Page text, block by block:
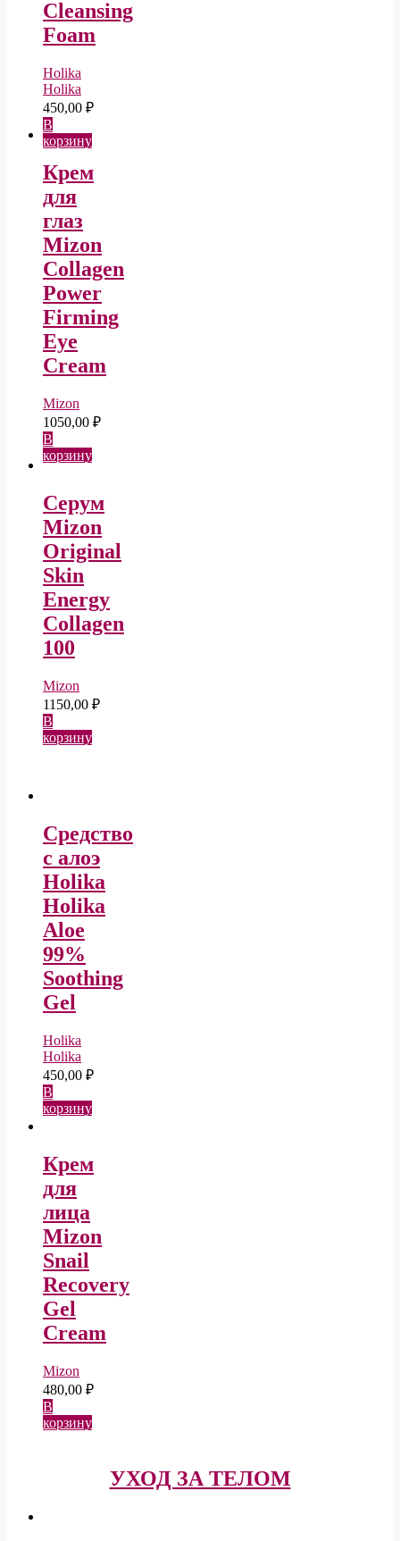
Cleansing
Foam
Holika
Holika
450,00 ₽
В
корзину
Крем
для
глаз
Mizon
Collagen
Power
Firming
Eye
Cream
Mizon
1050,00 ₽
В
корзину
Серум
Mizon
Original
Skin
Energy
Collagen
100
Mizon
1150,00 ₽
В
корзину
Средство
с алоэ
Holika
Holika
Aloe
99%
Soothing
Gel
Holika
Holika
450,00 ₽
В
корзину
Крем
для
лица
Mizon
Snail
Recovery
Gel
Cream
Mizon
480,00 ₽
В
корзину
УХОД ЗА ТЕЛОМ